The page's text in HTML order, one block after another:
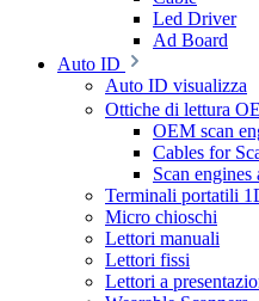
Led Driver
Ad Board
Auto ID
Auto ID visualizza
Ottiche di lettura
OEM scan
Cables for
Scan engines
Terminali portatili
Micro chioschi
Lettori manuali
Lettori fissi
Lettori a